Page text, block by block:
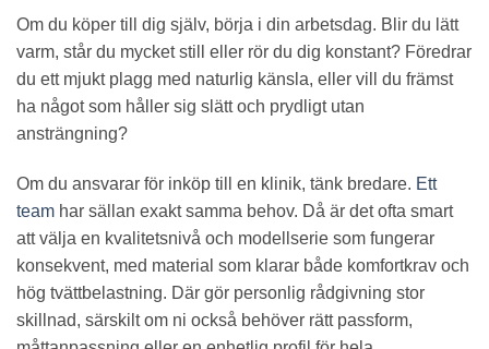
Om du köper till dig själv, börja i din arbetsdag. Blir du lätt
varm, står du mycket still eller rör du dig konstant? Föredrar
du ett mjukt plagg med naturlig känsla, eller vill du främst
ha något som håller sig slätt och prydligt utan
ansträngning?
Om du ansvarar för inköp till en klinik, tänk bredare. Ett
team har sällan exakt samma behov. Då är det ofta smart
att välja en kvalitetsnivå och modellserie som fungerar
konsekvent, med material som klarar både komfortkrav och
hög tvättbelastning. Där gör personlig rådgivning stor
skillnad, särskilt om ni också behöver rätt passform,